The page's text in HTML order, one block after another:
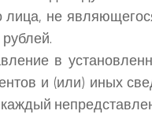
лица, не
в
и (или) иных